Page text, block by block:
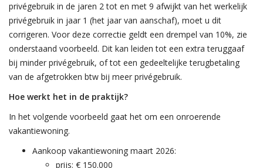
privégebruik in de jaren 2 tot en met 9 afwijkt van het werkelijk
privégebruik in jaar 1 (het jaar van aanschaf), moet u dit
corrigeren. Voor deze correctie geldt een drempel van 10%, zie
onderstaand voorbeeld. Dit kan leiden tot een extra teruggaaf
bij minder privégebruik, of tot een gedeeltelijke terugbetaling
van de afgetrokken btw bij meer privégebruik.
Hoe werkt het in de praktijk?
In het volgende voorbeeld gaat het om een onroerende
vakantiewoning.
Aankoop vakantiewoning maart 2026:
prijs: € 150.000